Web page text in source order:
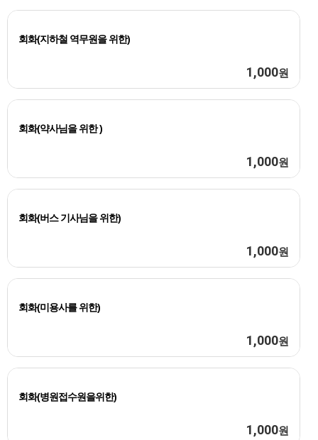
회화(지하철 역무원을 위한)
1,000원
회화(약사님을 위한 )
1,000원
회화(버스 기사님을 위한)
1,000원
회화(미용사를 위한)
1,000원
회화(병원접수원을위한)
1,000원